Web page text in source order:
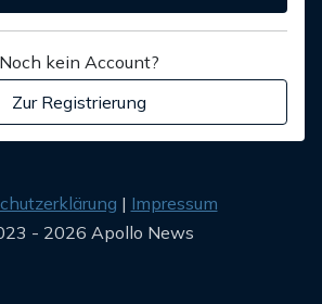
Noch kein Account?
Zur Registrierung
Impressum
- 2026 Apollo News